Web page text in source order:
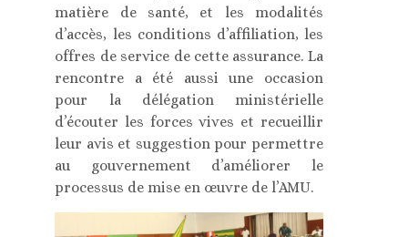
matière de santé, et les modalités
d’accès, les conditions d’affiliation, les
offres de service de cette assurance. La
rencontre a été aussi une occasion
pour la délégation ministérielle
d’écouter les forces vives et recueillir
leur avis et suggestion pour permettre
au gouvernement d’améliorer le
processus de mise en œuvre de l’AMU.